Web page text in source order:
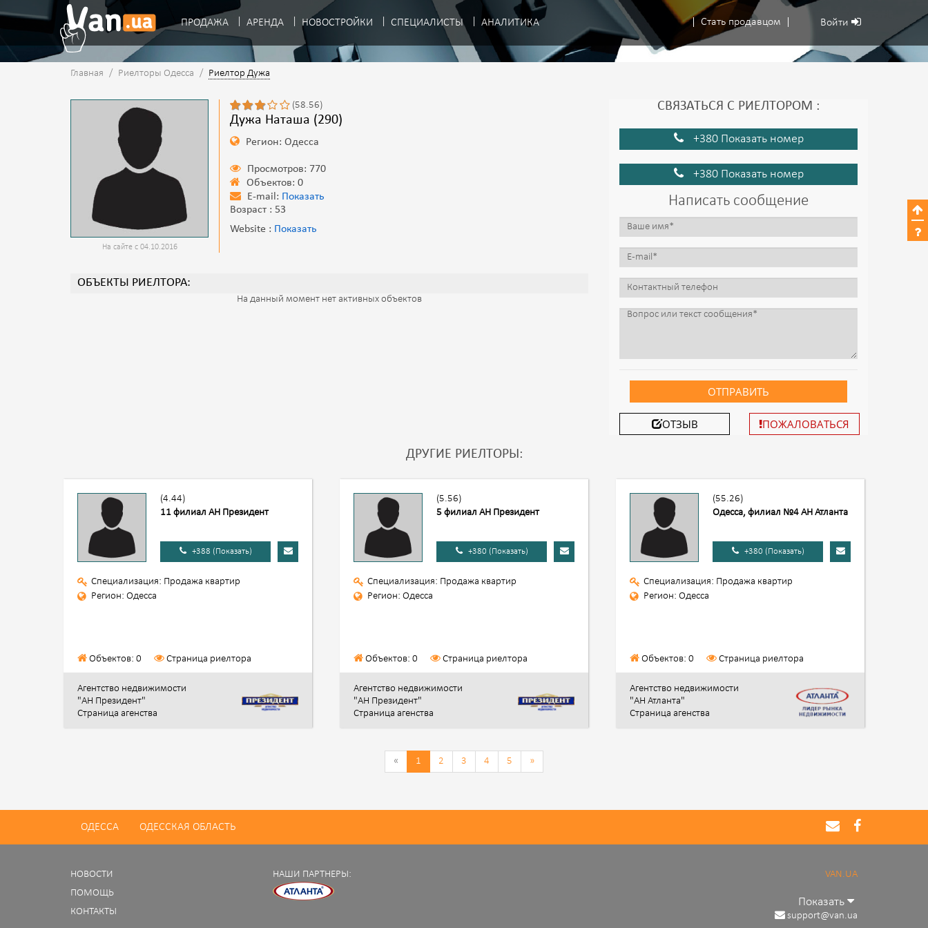
Стать продавцом Войти
ПРОДАЖА АРЕНДА НОВОСТРОЙКИ СПЕЦИАЛИСТЫ АНАЛИТИКА
Главная / Риелторы Одесса / Риелтор Дужа
На сайте с 04.10.2016
(58.56)
Дужа Наташа (290)
Регион: Одесса
Просмотров: 770
Объектов: 0
E-mail: Показать
Возраст : 53
Website : Показать
ОБЪЕКТЫ РИЕЛТОРА:
На данный момент нет активных объектов
СВЯЗАТЬСЯ С РИЕЛТОРОМ :
+380 Показать номер
+380 Показать номер
Написать сообщение
ОТПРАВИТЬ
ОТЗЫВ ПОЖАЛОВАТЬСЯ
ДРУГИЕ РИЕЛТОРЫ:
(4.44)
11 филиал АН Президент
+388 (Показать)
Специализация: Продажа квартир
Регион: Одесса
Объектов: 0 Страница риелтора
Агентство недвижимости
"АН Президент"
Страница агенства
(5.56)
5 филиал АН Президент
+380 (Показать)
Специализация: Продажа квартир
Регион: Одесса
Объектов: 0 Страница риелтора
Агентство недвижимости
"АН Президент"
Страница агенства
(55.26)
Одесса, филиал №4 АН Атланта
+380 (Показать)
Специализация: Продажа квартир
Регион: Одесса
Объектов: 0 Страница риелтора
Агентство недвижимости
"АН Атланта"
Страница агенства
« 1 2 3 4 5 »
ОДЕССА ОДЕССКАЯ ОБЛАСТЬ
НОВОСТИ
ПОМОЩЬ
КОНТАКТЫ
НАШИ ПАРТНЕРЫ: VAN.UA
Показать
support@van.ua